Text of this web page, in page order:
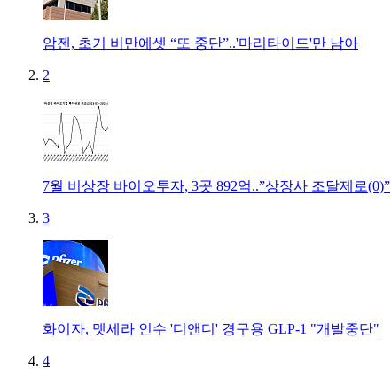
암젠, 초기 비만에셋 “또 중단”..'마리타이드'만 남아
2
7월 비상장 바이오투자, 3곳 892억..”상장사 조달제로(0)”
3
화이자, 멧세라 인수 '디앤디' 경구용 GLP-1 "개발중단"
4